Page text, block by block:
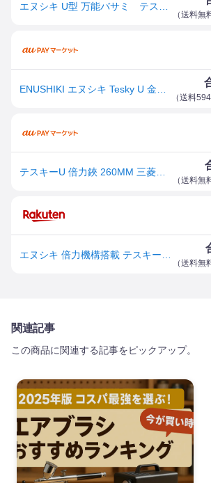
（送料無
（送料
（送料無
（送料無
関連記事
この商品に関連する記事をピックアップ。